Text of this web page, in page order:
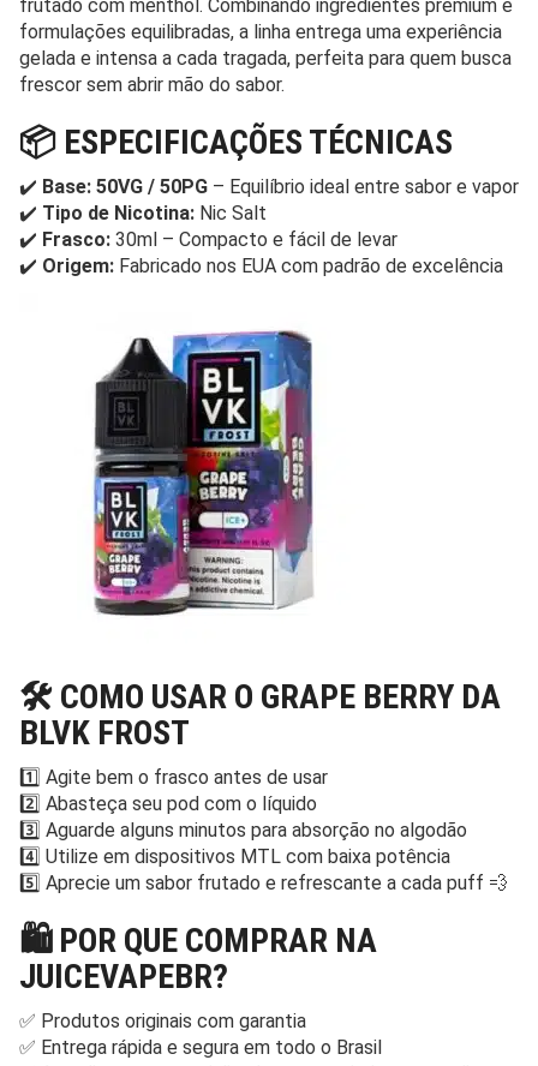
frutado com menthol. Combinando ingredientes premium e
formulações equilibradas, a linha entrega uma experiência
gelada e intensa a cada tragada, perfeita para quem busca
frescor sem abrir mão do sabor.
📦 ESPECIFICAÇÕES TÉCNICAS
✔️ Base: 50VG / 50PG – Equilíbrio ideal entre sabor e vapor
✔️ Tipo de Nicotina: Nic Salt
✔️ Frasco: 30ml – Compacto e fácil de levar
✔️ Origem: Fabricado nos EUA com padrão de excelência
🛠️ COMO USAR O GRAPE BERRY DA
BLVK FROST
1️⃣ Agite bem o frasco antes de usar
2️⃣ Abasteça seu pod com o líquido
3️⃣ Aguarde alguns minutos para absorção no algodão
4️⃣ Utilize em dispositivos MTL com baixa potência
5️⃣ Aprecie um sabor frutado e refrescante a cada puff 💨
🛍️ POR QUE COMPRAR NA
JUICEVAPEBR?
✅ Produtos originais com garantia
✅ Entrega rápida e segura em todo o Brasil